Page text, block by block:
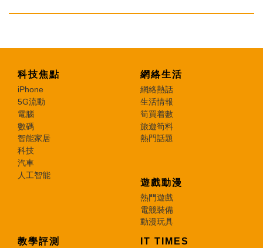
科技焦點
iPhone
5G流動
電腦
數碼
智能家居
科技
汽車
人工智能
網絡生活
網絡熱話
生活情報
筍買着數
旅遊筍料
熱門話題
遊戲動漫
熱門遊戲
電競裝備
動漫玩具
教學評測 IT TIMES